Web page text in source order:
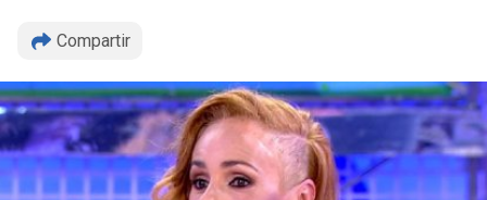
Compartir
Copiar